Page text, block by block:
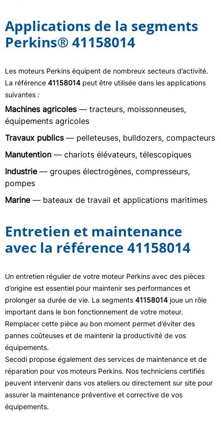
Applications de la segments
Perkins® 41158014
Les moteurs Perkins équipent de nombreux secteurs d’activité.
La référence 41158014 peut être utilisée dans les applications
suivantes :
Machines agricoles— tracteurs, moissonneuses,
équipements agricoles
Travaux publics— pelleteuses, bulldozers, compacteurs
Manutention — chariots élévateurs, télescopiques
Industrie— groupes électrogènes, compresseurs,
pompes
Marine— bateaux de travail et applications maritimes
Entretien et maintenance
avec la référence 41158014
Un entretien régulier de votre moteur Perkins avec des pièces
d’origine est essentiel pour maintenir ses performances et
prolonger sa durée de vie. La segments 41158014 joue un rôle
important dans le bon fonctionnement de votre moteur.
Remplacer cette pièce au bon moment permet d’éviter des
pannes coûteuses et de maintenir la productivité de vos
équipements.
Secodi propose également des services de maintenance et de
réparation pour vos moteurs Perkins. Nos techniciens certifiés
peuvent intervenir dans vos ateliers ou directement sur site pour
assurer la maintenance préventive et corrective de vos
équipements.